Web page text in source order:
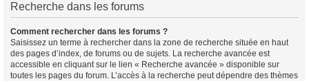
Recherche dans les forums
Comment rechercher dans les forums ?
Saisissez un terme à rechercher dans la zone de recherche située en haut
des pages d’index, de forums ou de sujets. La recherche avancée est
accessible en cliquant sur le lien « Recherche avancée » disponible sur
toutes les pages du forum. L’accès à la recherche peut dépendre des thèmes